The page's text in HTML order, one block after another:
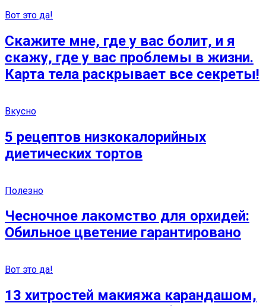
Вот это да!
Скажите мне, где у вас болит, и я
скажу, где у вас проблемы в жизни.
Карта тела раскрывает все секреты!
Вкусно
5 рецептов низкокалорийных
диетических тортов
Полезно
Чесночное лакомство для орхидей:
Обильное цветение гарантировано
Вот это да!
13 хитростей макияжа карандашом,